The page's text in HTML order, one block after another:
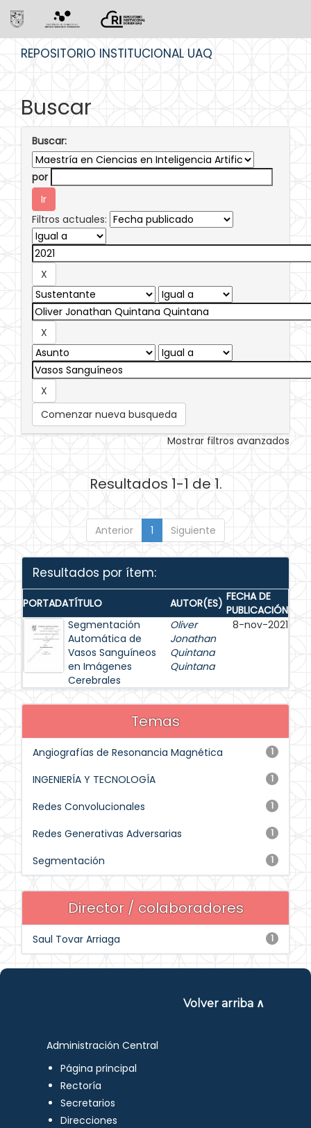
REPOSITORIO INSTITUCIONAL UAQ
Buscar
Buscar:
por
Filtros actuales:
Comenzar nueva busqueda
Mostrar filtros avanzados
Resultados 1-1 de 1.
Anterior 1 Siguiente
Resultados por ítem:
PORTADATÍTULO AUTOR(ES) FECHA DE
PUBLICACIÓN
Segmentación
Automática de
Vasos Sanguíneos
en Imágenes
Cerebrales
Oliver
Jonathan
Quintana
Quintana
8-nov-2021
Temas
1
Angiografías de Resonancia Magnética
1
INGENIERÍA Y TECNOLOGÍA
1
Redes Convolucionales
1
Redes Generativas Adversarias
1
Segmentación
Director / colaboradores
1
Saul Tovar Arriaga
Volver arriba ∧
Administración Central
Página principal
Rectoría
Secretarios
Direcciones